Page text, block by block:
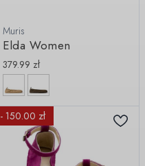
Muris
Elda Women
379.99 zł
- 150.00 zł